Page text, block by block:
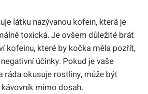
látku nazývanou kofein, která je
toxická. Je ovšem důležité brát
kofeinu, které by kočka měla pozřít,
účinky. Pokud je vaše
ráda okusuje rostliny, může být
mimo dosah.